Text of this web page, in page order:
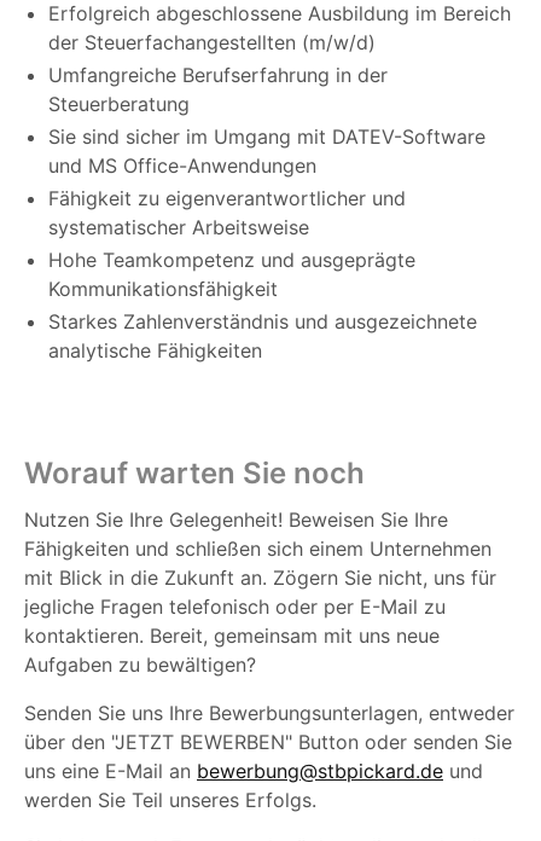
Erfolgreich abgeschlossene Ausbildung im Bereich
der Steuerfachangestellten (m/w/d)
Umfangreiche Berufserfahrung in der
Steuerberatung
Sie sind sicher im Umgang mit DATEV-Software
und MS Office-Anwendungen
Fähigkeit zu eigenverantwortlicher und
systematischer Arbeitsweise
Hohe Teamkompetenz und ausgeprägte
Kommunikationsfähigkeit
Starkes Zahlenverständnis und ausgezeichnete
analytische Fähigkeiten
Worauf warten Sie noch
Nutzen Sie Ihre Gelegenheit! Beweisen Sie Ihre
Fähigkeiten und schließen sich einem Unternehmen
mit Blick in die Zukunft an. Zögern Sie nicht, uns für
jegliche Fragen telefonisch oder per E-Mail zu
kontaktieren. Bereit, gemeinsam mit uns neue
Aufgaben zu bewältigen?
Senden Sie uns Ihre Bewerbungsunterlagen, entweder
über den "JETZT BEWERBEN" Button oder senden Sie
uns eine E-Mail an bewerbung@stbpickard.de und
werden Sie Teil unseres Erfolgs.